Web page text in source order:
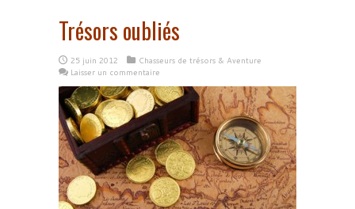
Trésors oubliés
25 juin 2012
Chasseurs de trésors & Aventure
Laisser un commentaire